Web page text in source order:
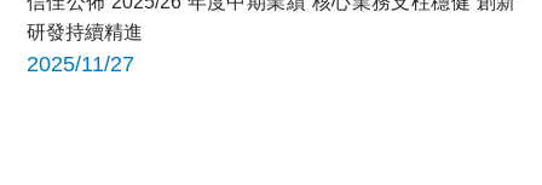
研發持續精進
2025/11/27